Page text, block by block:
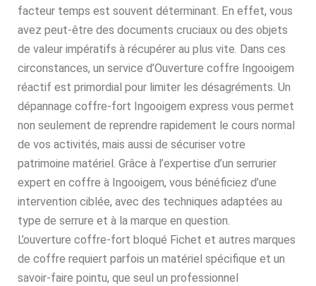
facteur temps est souvent déterminant. En effet, vous
avez peut-être des documents cruciaux ou des objets
de valeur impératifs à récupérer au plus vite. Dans ces
circonstances, un service d’Ouverture coffre Ingooigem
réactif est primordial pour limiter les désagréments. Un
dépannage coffre-fort Ingooigem express vous permet
non seulement de reprendre rapidement le cours normal
de vos activités, mais aussi de sécuriser votre
patrimoine matériel. Grâce à l’expertise d’un serrurier
expert en coffre à Ingooigem, vous bénéficiez d’une
intervention ciblée, avec des techniques adaptées au
type de serrure et à la marque en question.
L’ouverture coffre-fort bloqué Fichet et autres marques
de coffre requiert parfois un matériel spécifique et un
savoir-faire pointu, que seul un professionnel